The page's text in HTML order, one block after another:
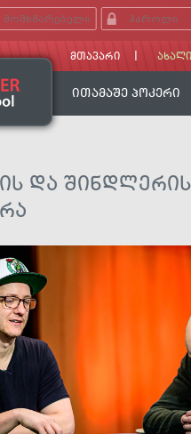
ᲛᲗᲐᲕᲐᲠᲘ
ᲘᲗᲐᲛᲐᲨᲔ ᲞᲝᲙᲔᲠᲘ
ᲓᲐ